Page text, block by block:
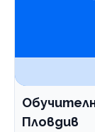
Пловдив